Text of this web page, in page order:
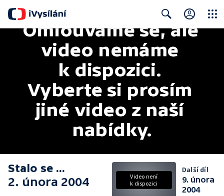
Search
Omlouváme se, ale
video nemáme
k dispozici.
Vyberte si prosím
jiné video z naší
nabídky.
Stalo se ...
2. února 2004
Video není
k dispozici
Další díl
9. února
2004